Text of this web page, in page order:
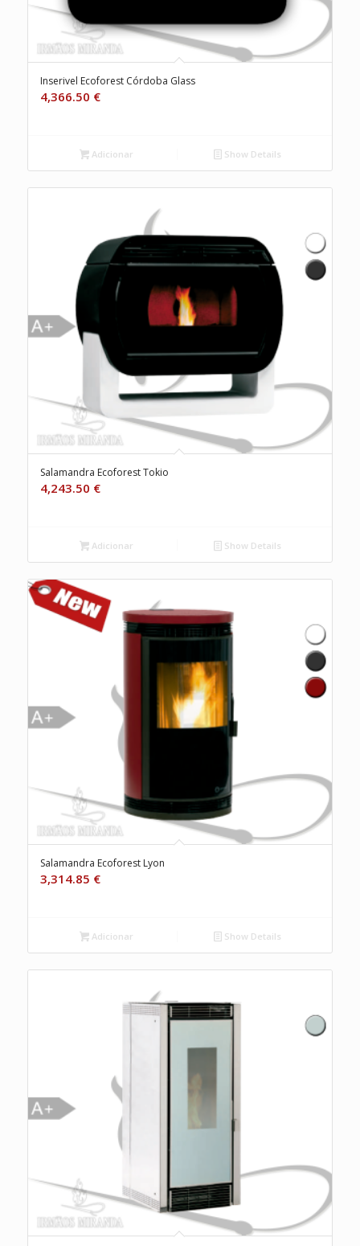
Inserivel Ecoforest Córdoba Glass
4,366.50 €
Adicionar Show Details
Salamandra Ecoforest Tokio
4,243.50 €
Adicionar Show Details
Salamandra Ecoforest Lyon
3,314.85 €
Adicionar Show Details